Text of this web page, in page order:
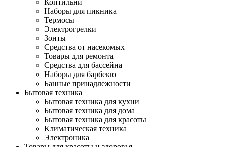
Коптильни
Наборы для пикника
Термосы
Электрогрелки
Зонты
Средства от насекомых
Товары для ремонта
Средства для бассейна
Наборы для барбекю
Банные принадлежности
Бытовая техника
Бытовая техника для кухни
Бытовая техника для дома
Бытовая техника для красоты
Климатическая техника
Электроника